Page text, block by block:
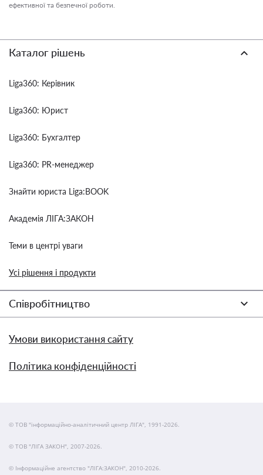
ефективної та безпечної роботи.
Каталог рішень
Liga360: Керівник
Liga360: Юрист
Liga360: Бухгалтер
Liga360: PR-менеджер
Знайти юриста Liga:BOOK
Академія ЛІГА:ЗАКОН
Теми в центрі уваги
Усі рішення і продукти
Співробітництво
Умови використання сайту
Політика конфіденційності
© ТОВ "інформаційно-аналітичний центр ЛІГА", 1991-2026.
© ТОВ "ЛІГА ЗАКОН", 2007-2026.
© Інформаційне агентство "ЛІГА:ЗАКОН", 2010-2026.